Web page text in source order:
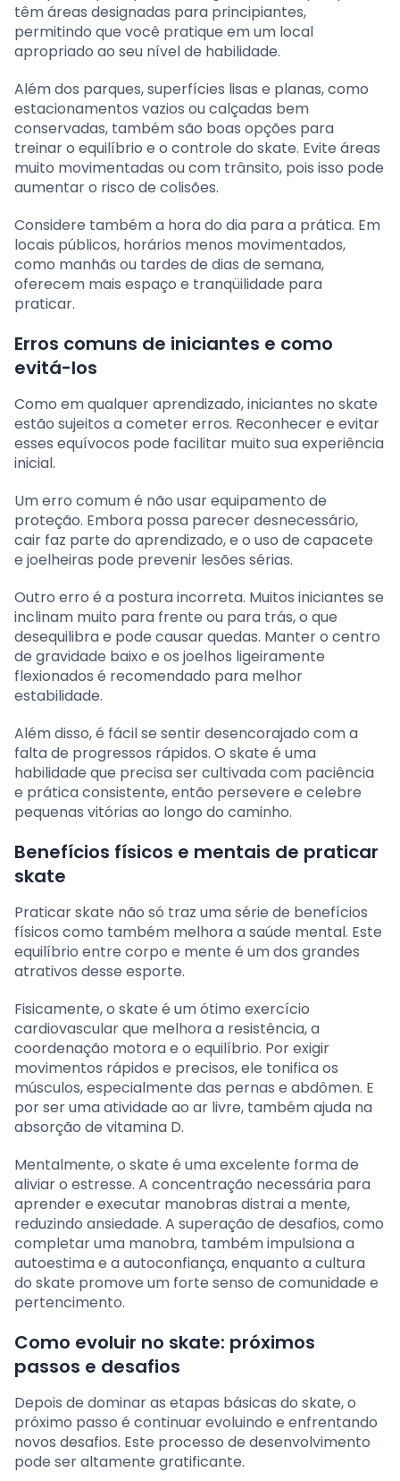
têm áreas designadas para principiantes,
permitindo que você pratique em um local
apropriado ao seu nível de habilidade.
Além dos parques, superfícies lisas e planas, como
estacionamentos vazios ou calçadas bem
conservadas, também são boas opções para
treinar o equilíbrio e o controle do skate. Evite áreas
muito movimentadas ou com trânsito, pois isso pode
aumentar o risco de colisões.
Considere também a hora do dia para a prática. Em
locais públicos, horários menos movimentados,
como manhãs ou tardes de dias de semana,
oferecem mais espaço e tranqüilidade para
praticar.
Erros comuns de iniciantes e como
evitá-los
Como em qualquer aprendizado, iniciantes no skate
estão sujeitos a cometer erros. Reconhecer e evitar
esses equívocos pode facilitar muito sua experiência
inicial.
Um erro comum é não usar equipamento de
proteção. Embora possa parecer desnecessário,
cair faz parte do aprendizado, e o uso de capacete
e joelheiras pode prevenir lesões sérias.
Outro erro é a postura incorreta. Muitos iniciantes se
inclinam muito para frente ou para trás, o que
desequilibra e pode causar quedas. Manter o centro
de gravidade baixo e os joelhos ligeiramente
flexionados é recomendado para melhor
estabilidade.
Além disso, é fácil se sentir desencorajado com a
falta de progressos rápidos. O skate é uma
habilidade que precisa ser cultivada com paciência
e prática consistente, então persevere e celebre
pequenas vitórias ao longo do caminho.
Benefícios físicos e mentais de praticar
skate
Praticar skate não só traz uma série de benefícios
físicos como também melhora a saúde mental. Este
equilíbrio entre corpo e mente é um dos grandes
atrativos desse esporte.
Fisicamente, o skate é um ótimo exercício
cardiovascular que melhora a resistência, a
coordenação motora e o equilíbrio. Por exigir
movimentos rápidos e precisos, ele tonifica os
músculos, especialmente das pernas e abdômen. E
por ser uma atividade ao ar livre, também ajuda na
absorção de vitamina D.
Mentalmente, o skate é uma excelente forma de
aliviar o estresse. A concentração necessária para
aprender e executar manobras distrai a mente,
reduzindo ansiedade. A superação de desafios, como
completar uma manobra, também impulsiona a
autoestima e a autoconfiança, enquanto a cultura
do skate promove um forte senso de comunidade e
pertencimento.
Como evoluir no skate: próximos
passos e desafios
Depois de dominar as etapas básicas do skate, o
próximo passo é continuar evoluindo e enfrentando
novos desafios. Este processo de desenvolvimento
pode ser altamente gratificante.